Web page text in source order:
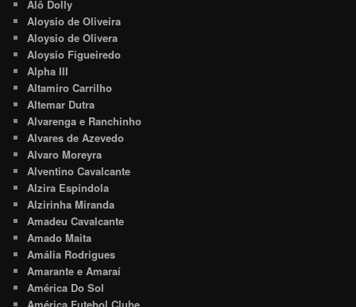
Alô Dolly
Aloysio de Oliveira
Aloysio de Olivera
Aloysio Figueiredo
Alpha III
Altamiro Carrilho
Altemar Dutra
Alvarenga e Ranchinho
Alvares de Azevedo
Alvaro Moreyra
Alventino Cavalcante
Alzira Espíndola
Alzirinha Miranda
Amadeu Cavalcante
Amado Maita
Amália Rodrigues
Amarante e Amaraí
América Do Sol
América Futebol Clube